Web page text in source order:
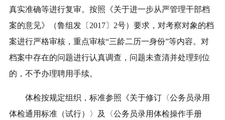
真实准确等进行复审。按照《关于进一步从严管理干部档
案的意见》（鲁组发〔2017〕2号）要求，对考察对象的档
案进行严格审核，重点审核“三龄二历一身份”等内容。对
档案中存在的问题进行认真调查，问题未查清并处理到位
的，不予办理聘用手续。
体检按规定组织，标准参照《关于修订〈公务员录用
体检通用标准（试行）〉及〈公务员录用体检操作手册